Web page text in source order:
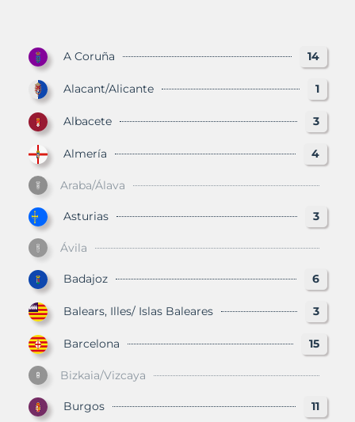
A Coruña 14
Alacant/Alicante 1
Albacete 3
Almería 4
Araba/Álava
Asturias 3
Ávila
Badajoz 6
Balears, Illes/ Islas Baleares 3
Barcelona 15
Bizkaia/Vizcaya
Burgos 11